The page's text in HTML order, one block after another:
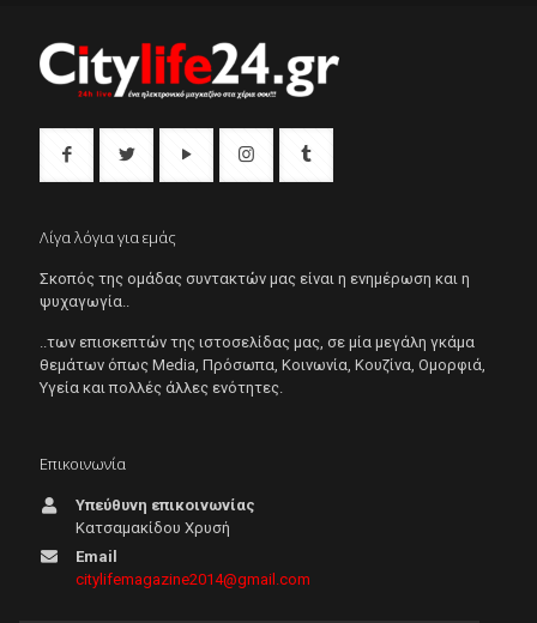
Λίγα λόγια για εμάς
Σκοπός της ομάδας συντακτών μας είναι η ενημέρωση και η
ψυχαγωγία..
..των επισκεπτών της ιστοσελίδας μας, σε μία μεγάλη γκάμα
θεμάτων όπως Μedia, Πρόσωπα, Κοινωνία, Κουζίνα, Ομορφιά,
Υγεία και πολλές άλλες ενότητες.
Επικοινωνία
Υπεύθυνη επικοινωνίας
Κατσαμακίδου Χρυσή
Email
citylifemagazine2014@gmail.com